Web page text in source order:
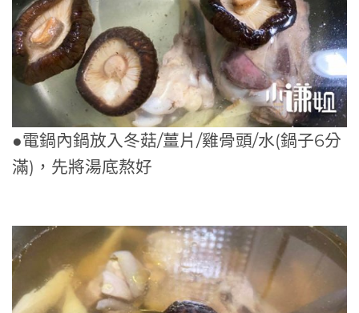
●電鍋內鍋放入冬菇/薑片/雞骨頭/水(鍋子6分
滿)，先將湯底熬好